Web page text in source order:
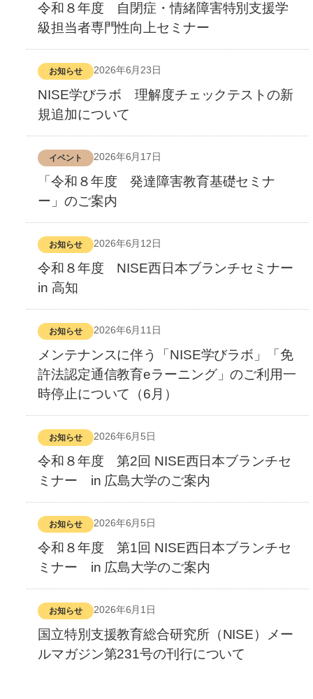
令和８年度 自閉症・情緒障害特別支援学
級担当者専門性向上セミナー
2026年6月23日
お知らせ
NISE学びラボ 理解度チェックテストの新
規追加について
2026年6月17日
イベント
「令和８年度 発達障害教育基礎セミナ
ー」のご案内
2026年6月12日
お知らせ
令和８年度 NISE西日本ブランチセミナー
in 高知
2026年6月11日
お知らせ
メンテナンスに伴う「NISE学びラボ」「免
許法認定通信教育eラーニング」のご利用一
時停止について（6月）
2026年6月5日
お知らせ
令和８年度 第2回 NISE西日本ブランチセ
ミナー in 広島大学のご案内
2026年6月5日
お知らせ
令和８年度 第1回 NISE西日本ブランチセ
ミナー in 広島大学のご案内
2026年6月1日
お知らせ
国立特別支援教育総合研究所（NISE）メー
ルマガジン第231号の刊行について